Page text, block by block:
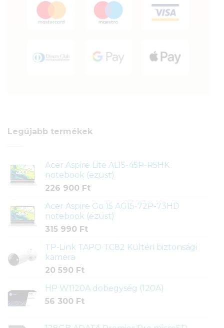
Legújabb termékek
Acer Aspire Lite AL15-45P-R5HK
notebook (ezüst)
226 900 Ft
Acer Aspire Go 15 AG15-72P-73HD
notebook (ezüst)
315 990 Ft
TP-Link TAPO TC82 Kültéri biztonsági
kamera
20 590 Ft
HP W1120A dobegység (120A)
56 300 Ft